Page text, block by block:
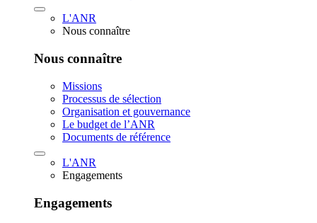
L'ANR
Nous connaître
Nous connaître
Missions
Processus de sélection
Organisation et gouvernance
Le budget de l’ANR
Documents de référence
L'ANR
Engagements
Engagements